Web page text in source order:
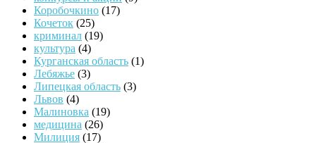
Коробочкино (17)
Кочеток (25)
криминал (19)
культура (4)
Курганская область (1)
Лебяжье (3)
Липецкая область (3)
Львов (4)
Малиновка (19)
медицина (26)
Милиция (17)